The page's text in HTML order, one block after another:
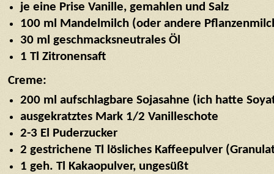
je eine Prise Vanille, gemahlen und Salz
100 ml Mandelmilch (oder andere
30 ml geschmacksneutrales Öl
1 Tl Zitronensaft
Creme:
200 ml aufschlagbare Sojasahne (ich hatte
ausgekratztes Mark 1/2 Vanilleschote
2-3 El Puderzucker
2 gestrichene Tl lösliches Kaffeepulver
1 geh. Tl Kakaopulver, ungesüßt